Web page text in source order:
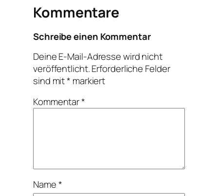
Kommentare
Schreibe einen Kommentar
Deine E-Mail-Adresse wird nicht
veröffentlicht.Erforderliche Felder
sind mit* markiert
Kommentar*
Name*